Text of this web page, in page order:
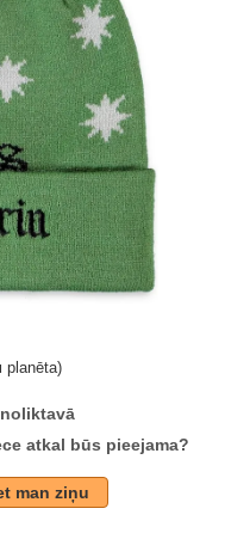
planēta)
atkal būs pieejama?
man ziņu